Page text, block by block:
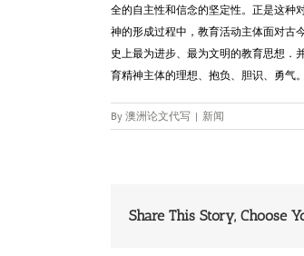
全的自主性和信念的坚定性。正是这种
神的形成过程中，教育活动主体面对古
史上最为进步、最为文明的教育思想．
育精神主体的理想、抱负、胆识、勇气。
By 澳洲论文代写 | 新闻
Share This Story, Choose